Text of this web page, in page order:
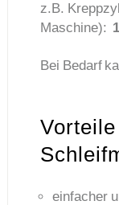
z.B.
Maschine):
Bei Bedarf
einfacher